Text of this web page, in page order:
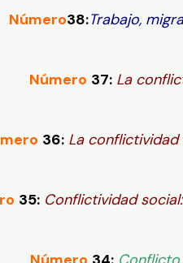
Número38:Trabajo,
Número 37: La
36: La
35: Conflictividad